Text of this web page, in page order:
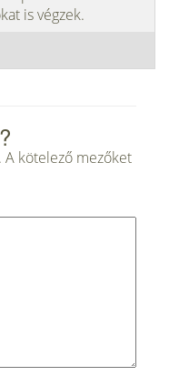
is végzek.
A kötelező mezőket